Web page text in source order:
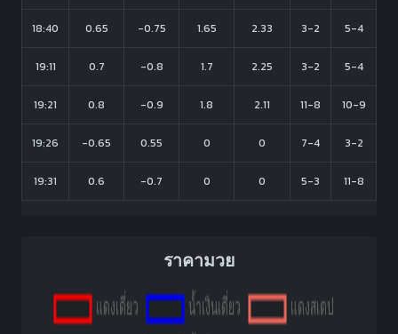
18:40 0.65 -0.75 1.65 2.33 3-2 5-4
19:11 0.7 -0.8 1.7 2.25 3-2 5-4
19:21 0.8 -0.9 1.8 2.11 11-8 10-9
19:26 -0.65 0.55 0 0 7-4 3-2
19:31 0.6 -0.7 0 0 5-3 11-8
ราคามวย